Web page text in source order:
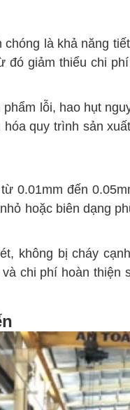
là khả năng
giảm thiểu chi
lỗi, hao hụt
quy trình sản
0.01mm đến
hoặc biên dạng
không bị cháy
chi phí hoàn